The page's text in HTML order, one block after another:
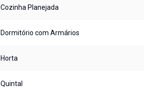
Cozinha Planejada
Dormitório com Armários
Horta
Quintal